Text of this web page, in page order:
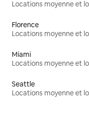
Florence
Miami
Seattle